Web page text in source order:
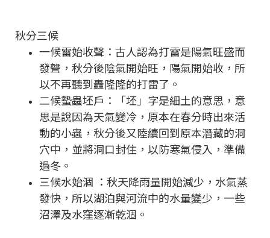
秋分三候
一候雷始收聲：古人認為打雷是陽氣旺盛而
發聲，秋分後陰氣開始旺，陽氣開始收，所
以不再聽到轟隆隆的打雷了。
二候蟄蟲坯戶：「坯」字是細土的意思，意
思是說因為天氣變冷，原本在春分時出來活
動的小蟲，秋分後又陸續回到原本潛藏的洞
穴中，並將洞口封住，以防寒氣侵入，準備
過冬。
三候水始涸 ：秋天降雨量開始減少，水氣蒸
發快，所以湖泊與河流中的水量變少，一些
沼澤及水窪逐漸乾涸。